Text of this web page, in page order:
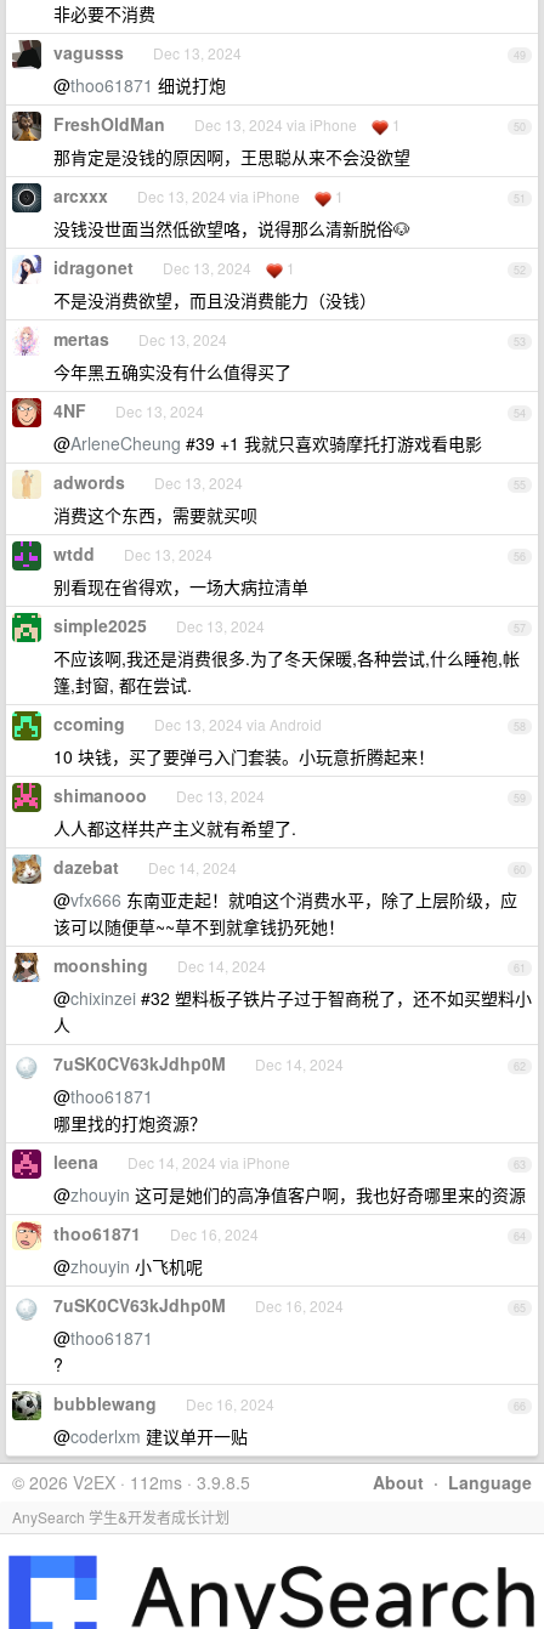
非必要不消费
49
vagusss Dec 13, 2024
@thoo61871 细说打炮
50
FreshOldMan Dec 13, 2024 via iPhone 1
那肯定是没钱的原因啊，王思聪从来不会没欲望
51
arcxxx Dec 13, 2024 via iPhone 1
没钱没世面当然低欲望咯，说得那么清新脱俗🐶
52
idragonet Dec 13, 2024 1
不是没消费欲望，而且没消费能力（没钱）
53
mertas Dec 13, 2024
今年黑五确实没有什么值得买了
54
4NF Dec 13, 2024
@ArleneCheung #39 +1 我就只喜欢骑摩托打游戏看电影
55
adwords Dec 13, 2024
消费这个东西，需要就买呗
56
wtdd Dec 13, 2024
别看现在省得欢，一场大病拉清单
57
simple2025 Dec 13, 2024
不应该啊,我还是消费很多.为了冬天保暖,各种尝试,什么睡袍,帐
篷,封窗, 都在尝试.
58
ccoming Dec 13, 2024 via Android
10 块钱，买了要弹弓入门套装。小玩意折腾起来！
59
shimanooo Dec 13, 2024
人人都这样共产主义就有希望了.
60
dazebat Dec 14, 2024
@vfx666 东南亚走起！就咱这个消费水平，除了上层阶级，应
该可以随便草~~草不到就拿钱扔死她！
61
moonshing Dec 14, 2024
@chixinzei #32 塑料板子铁片子过于智商税了，还不如买塑料小
人
62
7uSK0CV63kJdhp0M Dec 14, 2024
@thoo61871
哪里找的打炮资源？
63
leena Dec 14, 2024 via iPhone
@zhouyin 这可是她们的高净值客户啊，我也好奇哪里来的资源
64
thoo61871 Dec 16, 2024
@zhouyin 小飞机呢
65
7uSK0CV63kJdhp0M Dec 16, 2024
@thoo61871
?
66
bubblewang Dec 16, 2024
@coderlxm 建议单开一贴
About · Language
© 2026 V2EX · 112ms · 3.9.8.5
AnySearch 学生&开发者成长计划